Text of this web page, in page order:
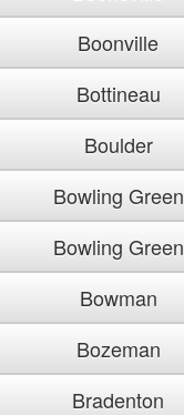
Boonville
Bottineau
Boulder
Bowling Green
Bowling Green
Bowman
Bozeman
Bradenton